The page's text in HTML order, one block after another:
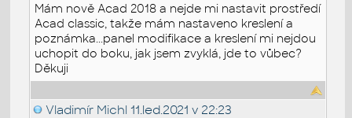
Mám nově Acad 2018 a nejde mi nastavit prostředí
Acad classic, takže mám nastaveno kreslení a
poznámka...panel modifikace a kreslení mi nejdou
uchopit do boku, jak jsem zvyklá, jde to vůbec?
Děkuji
Vladimír Michl 11.led.2021 v 22:23